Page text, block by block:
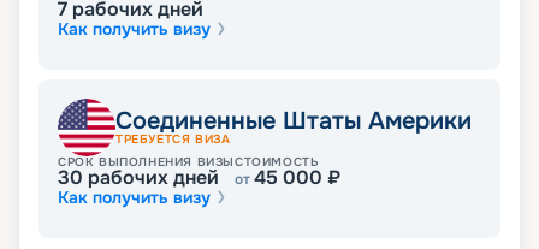
• клубы для детей разного возраста;
• Doremi Lab – детская техническая мастерская и
Путешествуйте с
«Круиз.онлайн»
Маршруты лайнера MSC Grandiosa в навигацию
7 рабочих дней
Как получить визу
Соединенные Штаты Америки
ТРЕБУЕТСЯ ВИЗА
СРОК ВЫПОЛНЕНИЯ ВИЗЫ
30 рабочих дней
СТОИМОСТЬ
от45 000 ₽
Как получить визу